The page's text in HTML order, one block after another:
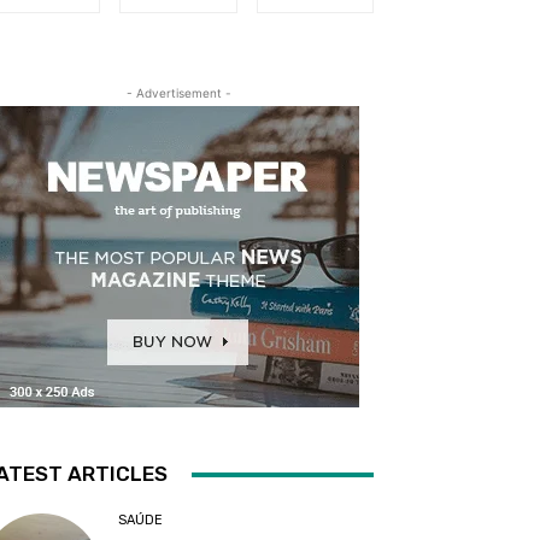
- Advertisement -
ARTICLES
SAÚDE